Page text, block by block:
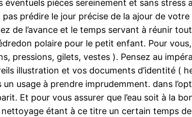
pièces sereinement et sans
prédire le jour précise de la ajour de
de l’avance et le temps servant à réunir
polaire pour le petit enfant. Pour
pressions, gilets, vestes ). Pensez au
illustration et vos documents d’identité
un usage à prendre imprudemment. dans
Et pour vous assurer que l’eau soit à la
étant à ce titre un certain temps